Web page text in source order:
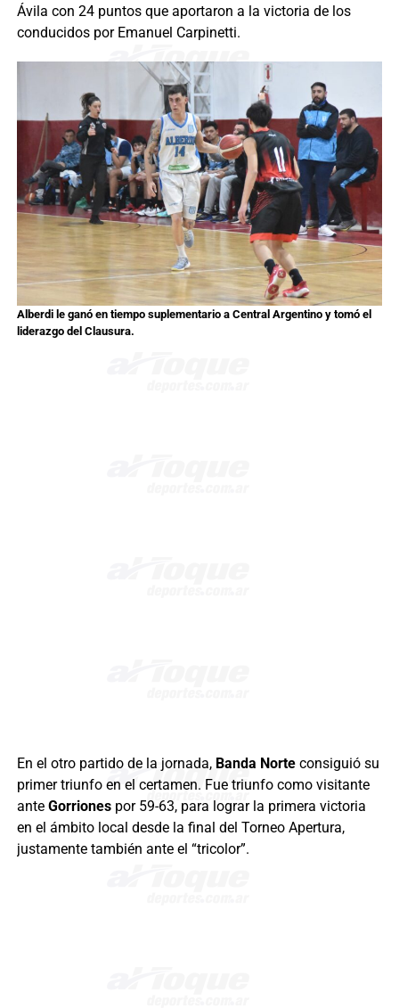
Ávila con 24 puntos que aportaron a la victoria de los
conducidos por Emanuel Carpinetti.
Alberdi le ganó en tiempo suplementario a Central Argentino y tomó el
liderazgo del Clausura.
En el otro partido de la jornada, Banda Norte consiguió su
primer triunfo en el certamen. Fue triunfo como visitante
ante Gorriones por 59-63, para lograr la primera victoria
en el ámbito local desde la final del Torneo Apertura,
justamente también ante el “tricolor”.